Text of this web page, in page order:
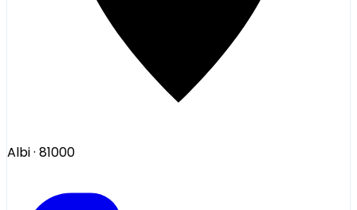
Albi· 81000